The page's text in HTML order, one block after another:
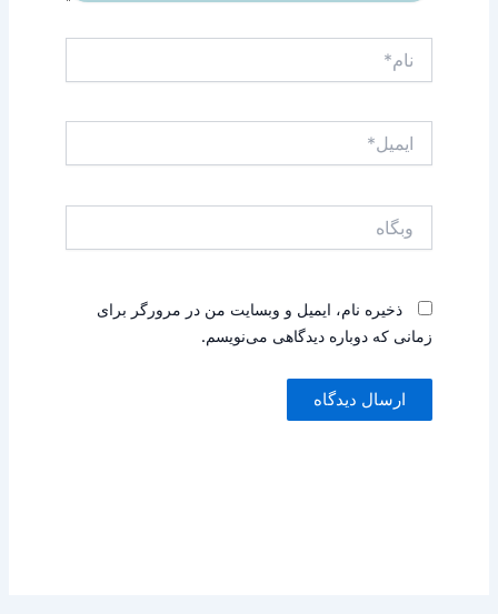
ذخیره نام، ایمیل و وبسایت من در مرورگر برای
زمانی که دوباره دیدگاهی می‌نویسم.